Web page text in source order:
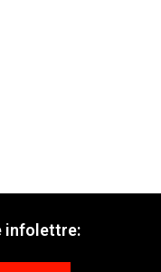
infolettre: